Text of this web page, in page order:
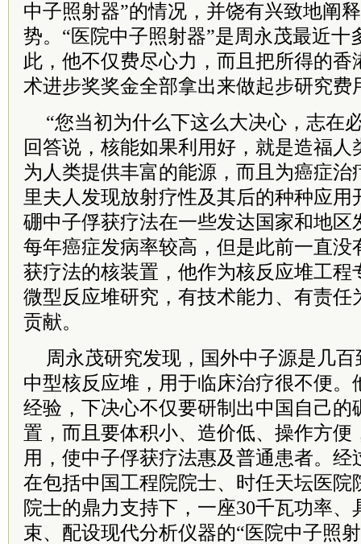
中子照射器”的情况，并饶有兴致地阐
势。“医院中子照射器”是周永茂最近十
此，他不仅费尽心力，而且把所得的香
术进步奖奖金全部拿出来做起步研究费
“您当初为什么下这么大决心，志在
回答说，核能如果利用好，就是造福人
为人类提供丰富的能源，而且为癌症治
里夫人发现放射疗性及其后的种种应用
硼中子俘获疗法在一些发达国家和地区
每年癌症发病率较高，但是此前一直没
获疗法的核装置，他作为核反应堆工程
微型反应堆研究，有技术能力、有责任
贡献。
周永茂研究发现，国外中子源是几
中型核反应堆，用于临床治疗很不便。
经验，下决心不仅要研制出中国自己的
置，而且要体积小、造价低、操作方便
用，使中子俘获疗法惠及普通患者。经
在包括中国工程院院士、时任天坛医院
院士的鼎力支持下，一座30千瓦功率、
束、配设现代分析仪器的“医院中子照